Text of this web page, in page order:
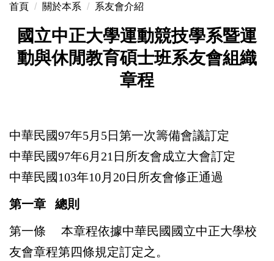
首頁 關於本系 系友會介紹
國立中正大學運動競技學系暨運
動與休閒教育碩士班系友會組織
章程
中華民國97年5月5日第一次籌備會議訂定
中華民國97年6月21日所友會成立大會訂定
中華民國103年10月20日所友會修正通過
第一章 總則
第一條 本章程依據中華民國國立中正大學校
友會章程第四條規定訂定之。